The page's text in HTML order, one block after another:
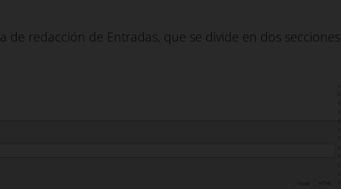
de redacción de Entradas, que se divide en dos